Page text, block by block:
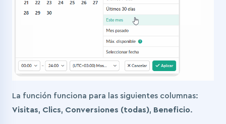
La función funciona para las siguientes columnas:
Visitas, Clics, Conversiones (todas), Beneficio.